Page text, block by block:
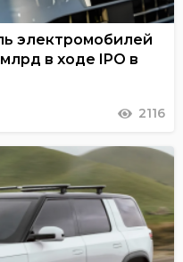
электромобилей
в ходе IPO в
2116